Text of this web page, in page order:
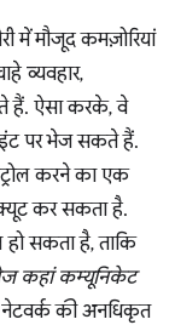
में मौजूद कमज़ोरियां
व्यवहार,
हैं. ऐसा करके, वे
पर भेज सकते हैं.
करने का एक
कर सकता है.
सकता है, ताकि
कहां कम्यूनिकेट
नेटवर्क की अनधिकृत